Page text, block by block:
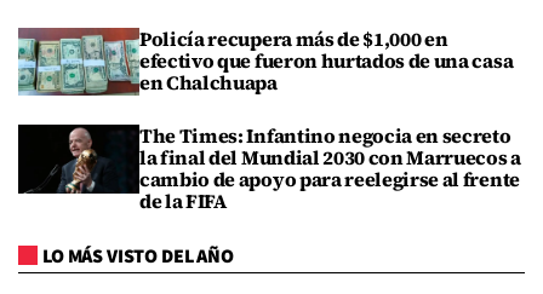
Policía recupera más de $1,000 en
efectivo que fueron hurtados de una casa
en Chalchuapa
The Times: Infantino negocia en secreto
la final del Mundial 2030 con Marruecos a
cambio de apoyo para reelegirse al frente
de la FIFA
LO MÁS VISTO DEL AÑO